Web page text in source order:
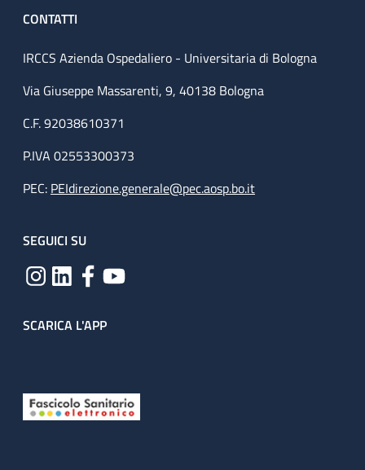
CONTATTI
IRCCS Azienda Ospedaliero - Universitaria di Bologna
Via Giuseppe Massarenti, 9, 40138 Bologna
C.F. 92038610371
P.IVA 02553300373
PEC: PEIdirezione.generale@pec.aosp.bo.it
SEGUICI SU
SCARICA L'APP